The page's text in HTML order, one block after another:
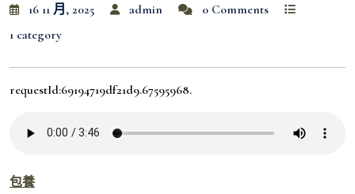
16 11 月, 2025 admin
0 Comments
1 category
requestId:69194719df21d9.67595968.
包養